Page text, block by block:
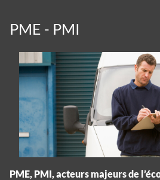
PME - PMI
PME, PMI, acteurs majeurs de